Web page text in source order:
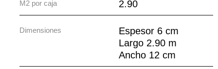
M2 por caja 2.90
Dimensiones
Espesor 6 cm
Largo 2.90 m
Ancho 12 cm